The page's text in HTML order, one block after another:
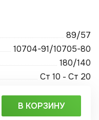
89/57
10704-91/10705-80
180/140
Ст 10 - Ст 20
В КОРЗИНУ